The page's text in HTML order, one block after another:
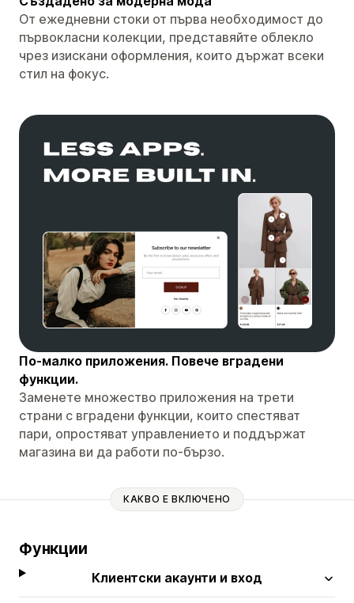
От ежедневни стоки от първа необходимост до
първокласни колекции, представяйте облекло
чрез изискани оформления, които държат всеки
стил на фокус.
По-малко приложения. Повече вградени
функции.
Заменете множество приложения на трети
страни с вградени функции, които спестяват
пари, опростяват управлението и поддържат
магазина ви да работи по-бързо.
КАКВО Е ВКЛЮЧЕНО
Функции
Клиентски акаунти и вход